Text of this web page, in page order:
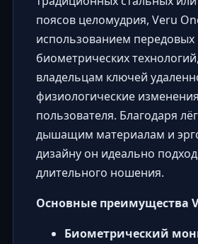
поясов целомудрия, Veru
использованием передовых
биометрических
владельцам ключей
физиологические изменения
пользователя. Благодаря
дышащим материалам и
дизайну он идеально
длительного ношения.
Основные преимущества
Биометрический